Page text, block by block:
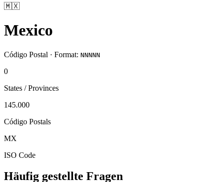
🇲🇽
Mexico
Código Postal · Format: NNNNN
0
States / Provinces
145.000
Código Postals
MX
ISO Code
Häufig gestellte Fragen